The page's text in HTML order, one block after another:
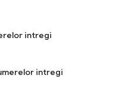
intregi
intregi